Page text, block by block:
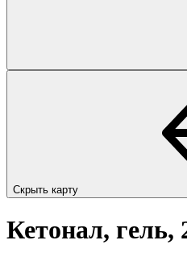
Скрыть карту
Кетонал, гель,